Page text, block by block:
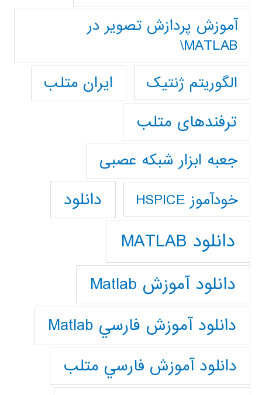
آموزش پردازش تصوير در
MATLAB\
الگوریتم ژنتیک
ایران متلب
ترفندهای متلب
جعبه ابزار شبکه عصبی
خودآموز HSPICE دانلود
دانلود MATLAB
دانلود آموزش Matlab
دانلود آموزش فارسي Matlab
دانلود آموزش فارسي متلب